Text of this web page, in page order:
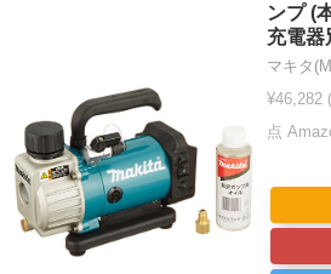
ンプ (
充電器
マキタ
¥46,282
点